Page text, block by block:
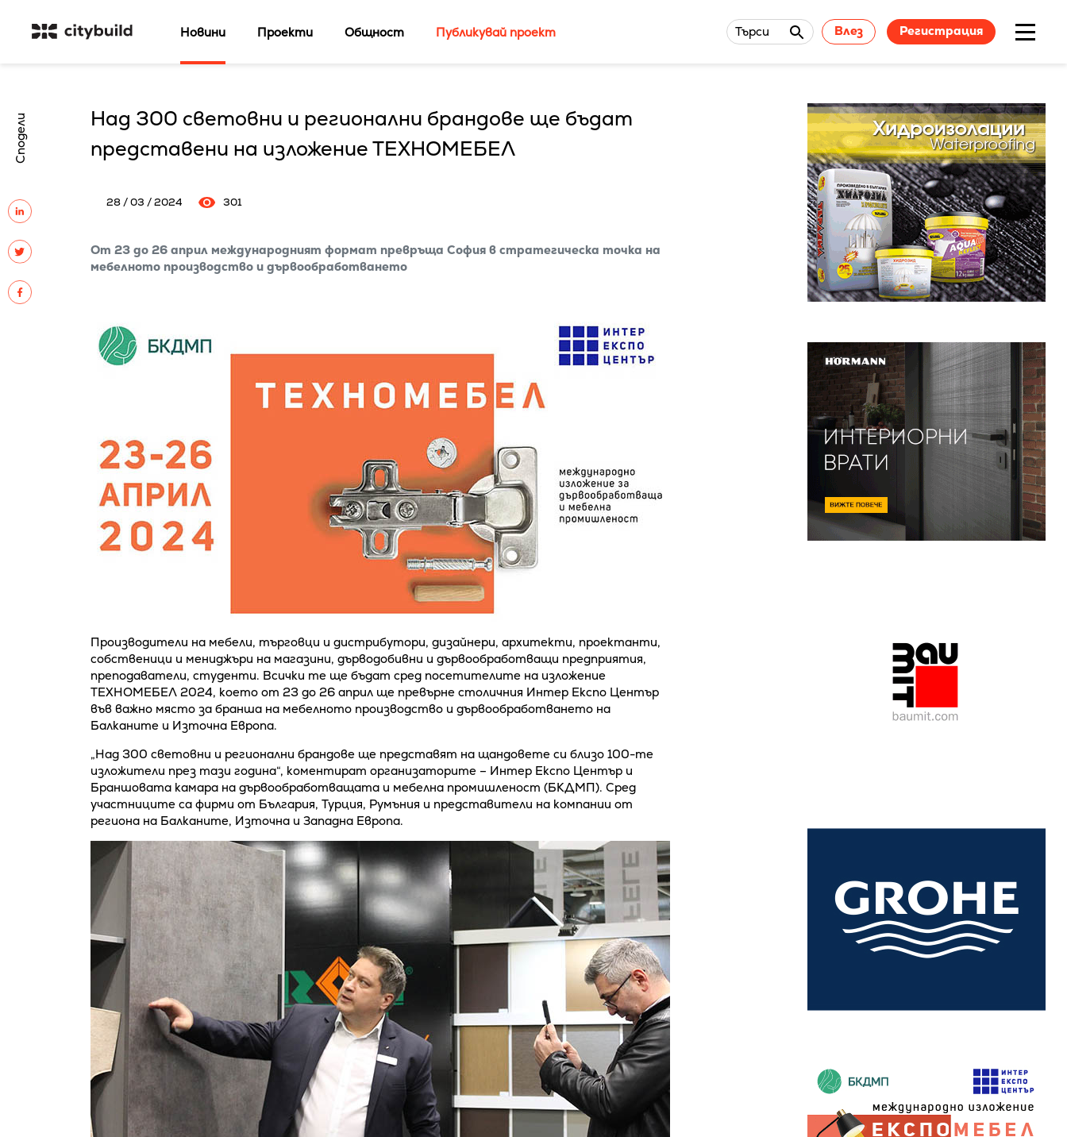
Новини Проекти Общност Публикувай проект Търси Влез Регистрация
Сподели
Над 300 световни и регионални брандове ще бъдат
представени на изложение ТЕХНОМЕБЕЛ
28 / 03 / 2024 301
От 23 до 26 април международният формат превръща София в стратегическа точка на
мебелното производство и дървообработването
Производители на мебели, търговци и дистрибутори, дизайнери, архитекти, проектанти,
собственици и мениджъри на магазини, дърводобивни и дървообработващи предприятия,
преподаватели, студенти. Всички те ще бъдат сред посетителите на изложение
ТЕХНОМЕБЕЛ 2024, което от 23 до 26 април ще превърне столичния Интер Експо Център
във важно място за бранша на мебелното производство и дървообработването на
Балканите и Източна Европа.
„Над 300 световни и регионални брандове ще представят на щандовете си близо 100-те
изложители през тази година“, коментират организаторите – Интер Експо Център и
Браншовата камара на дървообработващата и мебелна промишленост (БКДМП). Сред
участниците са фирми от България, Турция, Румъния и представители на компании от
региона на Балканите, Източна и Западна Европа.